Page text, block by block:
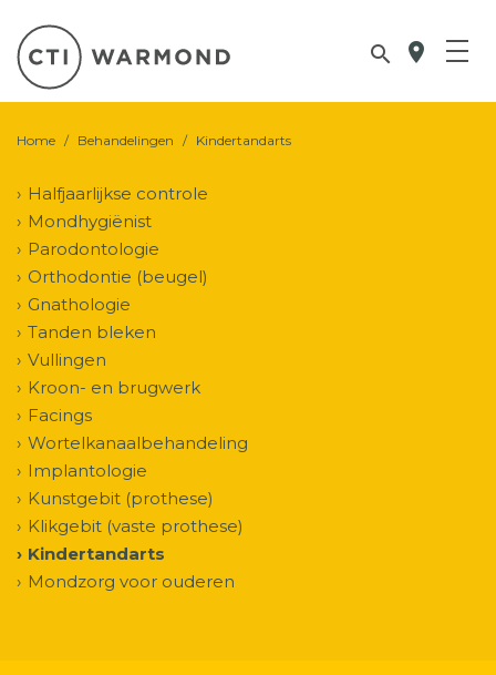
 location_on
Home / Behandelingen / Kindertandarts
Halfjaarlijkse controle
Mondhygiënist
Parodontologie
Orthodontie (beugel)
Gnathologie
Tanden bleken
Vullingen
Kroon- en brugwerk
Facings
Wortelkanaalbehandeling
Implantologie
Kunstgebit (prothese)
Klikgebit (vaste prothese)
Kindertandarts
Mondzorg voor ouderen